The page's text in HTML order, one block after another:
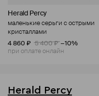
Herald Percy
маленькие серьги с острыми
кристаллами
4 860 ₽
5 400 ₽ −10%
при оплате онлайн
Herald Percy